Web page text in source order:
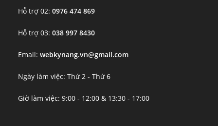
Hỗ trợ 02:0976 474 869
Hỗ trợ 03:038 997 8430
Email:webkynang.vn@gmail.com
Ngày làm việc: Thứ 2 - Thứ 6
Giờ làm việc: 9:00 - 12:00 & 13:30 - 17:00